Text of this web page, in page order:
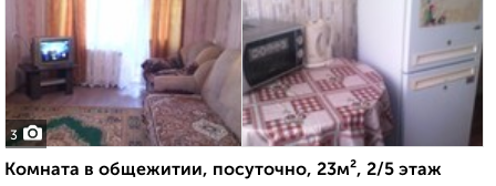
3
Комната в общежитии, посуточно, 23м², 2/5 этаж